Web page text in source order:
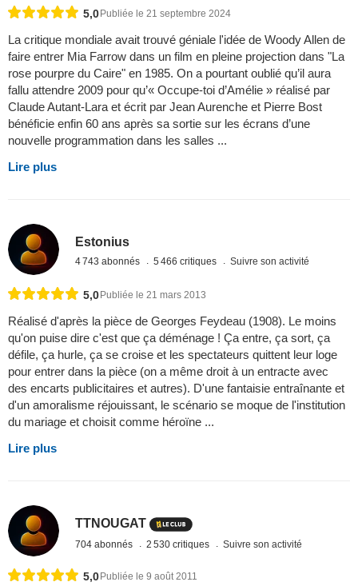
5,0Publiée le 21 septembre 2024
La critique mondiale avait trouvé géniale l'idée de Woody Allen de
faire entrer Mia Farrow dans un film en pleine projection dans "La
rose pourpre du Caire" en 1985. On a pourtant oublié qu’il aura
fallu attendre 2009 pour qu’« Occupe-toi d’Amélie » réalisé par
Claude Autant-Lara et écrit par Jean Aurenche et Pierre Bost
bénéficie enfin 60 ans après sa sortie sur les écrans d’une
nouvelle programmation dans les salles ...
Lire plus
Estonius
4 743 abonnés 5 466 critiques Suivre son activité
5,0Publiée le 21 mars 2013
Réalisé d'après la pièce de Georges Feydeau (1908). Le moins
qu'on puise dire c'est que ça déménage ! Ça entre, ça sort, ça
défile, ça hurle, ça se croise et les spectateurs quittent leur loge
pour entrer dans la pièce (on a même droit à un entracte avec
des encarts publicitaires et autres). D'une fantaisie entraînante et
d'un amoralisme réjouissant, le scénario se moque de l'institution
du mariage et choisit comme héroïne ...
Lire plus
TTNOUGAT
704 abonnés 2 530 critiques Suivre son activité
5,0 Publiée le 9 août 2011